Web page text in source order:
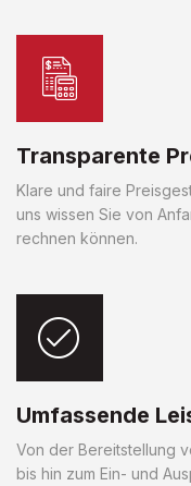
Transparente
Klare und faire
uns wissen Sie von
rechnen können.
Umfassende
Von der Bereitstellung
bis hin zum Ein- und